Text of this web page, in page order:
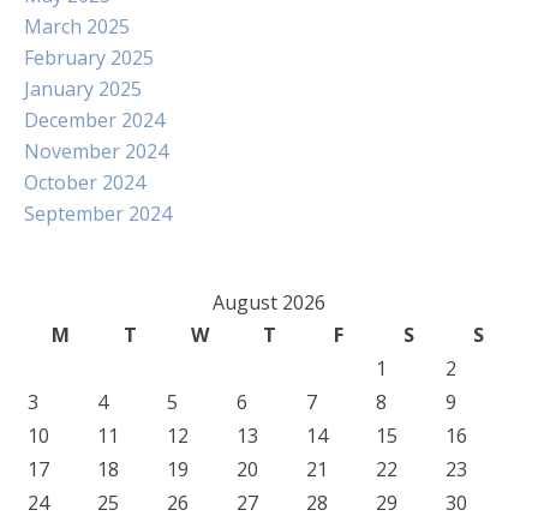
March 2025
February 2025
January 2025
December 2024
November 2024
October 2024
September 2024
August 2026
M
T W T F S
S
1
2
3
4 5 6 7 8
9
10
11 12 13 14 15
16
17
18 19 20 21 22
23
24
25 26 27 28 29
30